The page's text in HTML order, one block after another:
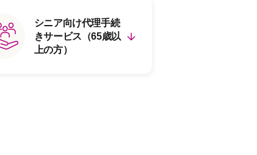
シニア向け代理手続
きサービス（65歳以
上の方）